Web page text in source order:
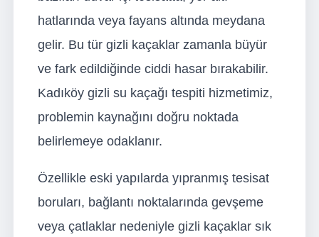
hatlarında veya fayans altında meydana
gelir. Bu tür gizli kaçaklar zamanla büyür
ve fark edildiğinde ciddi hasar bırakabilir.
Kadıköy gizli su kaçağı tespiti hizmetimiz,
problemin kaynağını doğru noktada
belirlemeye odaklanır.
Özellikle eski yapılarda yıpranmış tesisat
boruları, bağlantı noktalarında gevşeme
veya çatlaklar nedeniyle gizli kaçaklar sık